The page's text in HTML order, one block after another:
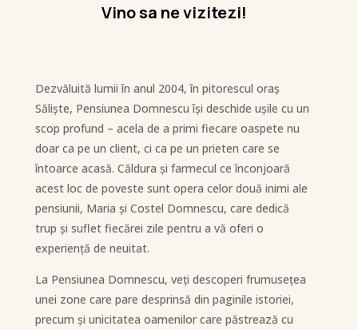
Vino sa ne vizitezi!
Dezvăluită lumii în anul 2004, în pitorescul oraș
Săliște, Pensiunea Domnescu își deschide ușile cu un
scop profund – acela de a primi fiecare oaspete nu
doar ca pe un client, ci ca pe un prieten care se
întoarce acasă. Căldura și farmecul ce înconjoară
acest loc de poveste sunt opera celor două inimi ale
pensiunii, Maria și Costel Domnescu, care dedică
trup și suflet fiecărei zile pentru a vă oferi o
experiență de neuitat.
La Pensiunea Domnescu, veți descoperi frumusețea
unei zone care pare desprinsă din paginile istoriei,
precum și unicitatea oamenilor care păstrează cu